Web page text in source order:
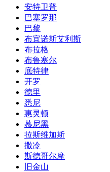
安特卫普
巴塞罗那
巴黎
布宜诺斯艾利斯
布拉格
布鲁塞尔
底特律
开罗
德里
悉尼
惠灵顿
慕尼黑
拉斯维加斯
撒冷
斯德哥尔摩
旧金山